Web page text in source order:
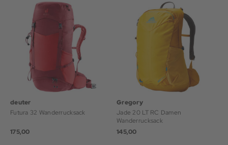
deuter
Futura 32 Wanderrucksack
175,00
Gregory
Jade 20 LT RC Damen
Wanderrucksack
145,00